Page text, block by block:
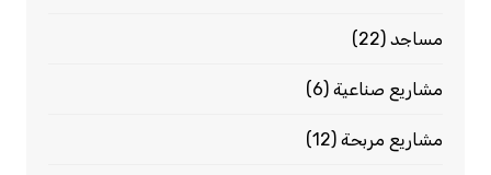
مساجد(22)
مشاريع صناعية(6)
مشاريع مربحة(12)